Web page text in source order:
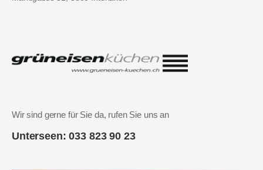
Wir sind gerne für Sie da, rufen Sie uns an
Unterseen: 033 823 90 23